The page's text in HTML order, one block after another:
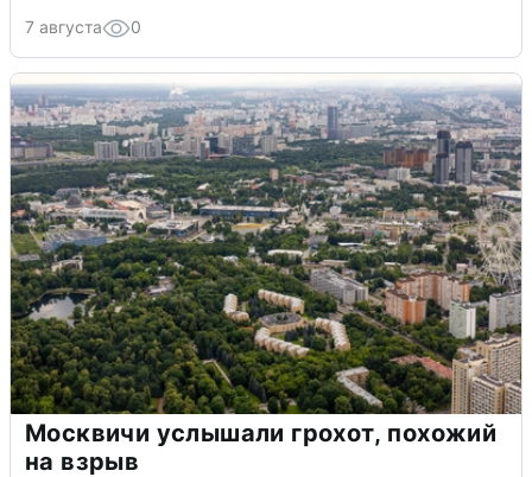
7 августа 0
Москвичи услышали грохот, похожий
на взрыв